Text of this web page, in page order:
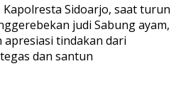
Kapolresta Sidoarjo, saat turun
judi Sabung ayam,
tindakan dari
dan santun